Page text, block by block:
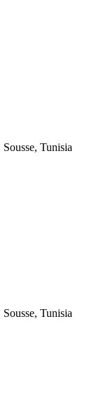
Tunisia
Tunisia